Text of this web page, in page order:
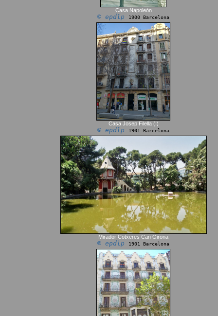
Casa Napoleón
© epdlp 1900 Barcelona
Casa Josep Filella (I)
© epdlp 1901 Barcelona
Mirador Cotxeres Can Girona
© epdlp 1901 Barcelona